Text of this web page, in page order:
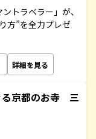
トラベラー」が、
方”を全力プレゼ
詳細を見る
京都のお寺 三